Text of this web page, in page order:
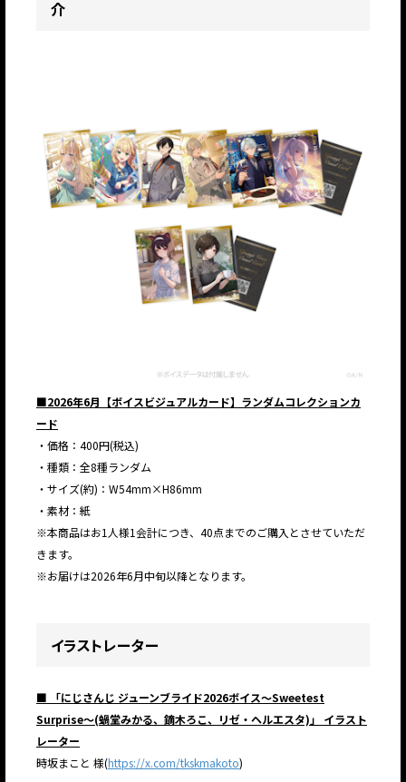
介
■2026年6月【ボイスビジュアルカード】ランダムコレクションカ
ード
・価格：400円(税込)
・種類：全8種ランダム
・サイズ(約)：W54mm×H86mm
・素材：紙
※本商品はお1人様1会計につき、40点までのご購入とさせていただ
きます。
※お届けは2026年6月中旬以降となります。
イラストレーター
■ 「にじさんじ ジューンブライド2026ボイス～Sweetest
Surprise～(蝸堂みかる、鏑木ろこ、リゼ・ヘルエスタ)」 イラスト
レーター
時坂まこと 様(https://x.com/tkskmakoto)